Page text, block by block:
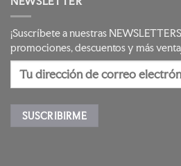
¡Suscríbete a nuestras
promociones, descuentos y más